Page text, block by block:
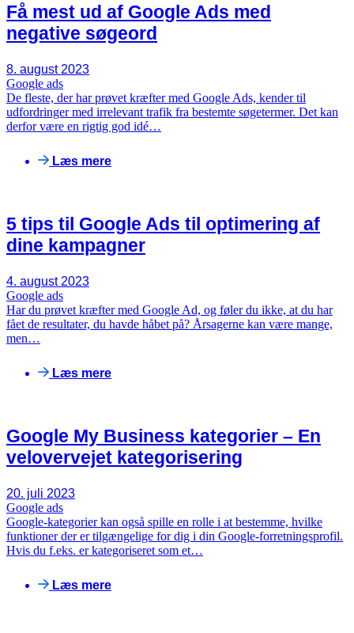
Få mest ud af Google Ads med
negative søgeord
8. august 2023
Google ads
De fleste, der har prøvet kræfter med Google Ads, kender til
udfordringer med irrelevant trafik fra bestemte søgetermer. Det kan
derfor være en rigtig god idé…
Læs mere
5 tips til Google Ads til optimering af
dine kampagner
4. august 2023
Google ads
Har du prøvet kræfter med Google Ad, og føler du ikke, at du har
fået de resultater, du havde håbet på? Årsagerne kan være mange,
men…
Læs mere
Google My Business kategorier – En
velovervejet kategorisering
20. juli 2023
Google ads
Google-kategorier kan også spille en rolle i at bestemme, hvilke
funktioner der er tilgængelige for dig i din Google-forretningsprofil.
Hvis du f.eks. er kategoriseret som et…
Læs mere